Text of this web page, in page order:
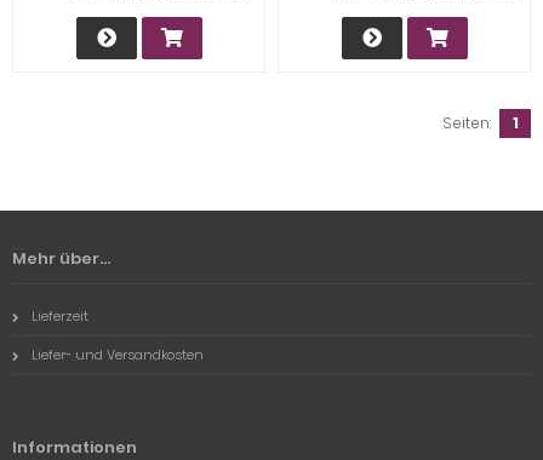
Seiten: 1
Mehr über...
Lieferzeit
Liefer- und Versandkosten
Informationen